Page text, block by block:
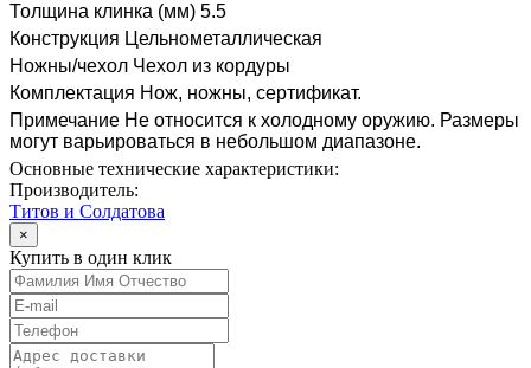
Толщина клинка (мм) 5.5
Конструкция Цельнометаллическая
Ножны/чехол Чехол из кордуры
Комплектация Нож, ножны, сертификат.
Примечание Не относится к холодному оружию. Размеры
могут варьироваться в небольшом диапазоне.
Основные технические характеристики:
Производитель:
Титов и Солдатова
×
Купить в один клик